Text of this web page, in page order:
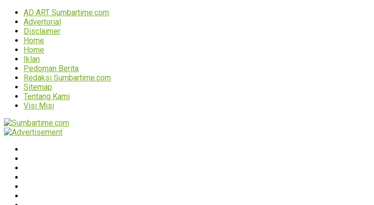
AD ART Sumbartime.com
Advertorial
Disclaimer
Home
Home
Iklan
Pedoman Berita
Redaksi Sumbartime.com
Sitemap
Tentang Kami
Visi Misi